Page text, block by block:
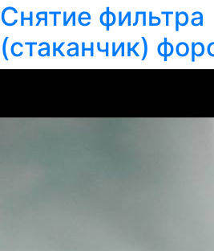
Снятие фильтра
(стаканчик)